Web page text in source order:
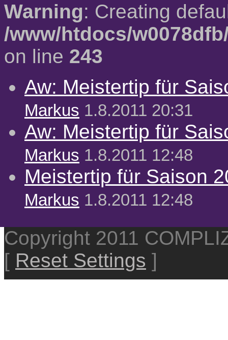
Warning: Creating
/www/htdocs/
on line 243
Aw: Meistertip für
Markus 1.8.2011 20:31
Aw: Meistertip für
Markus 1.8.2011 12:48
Meistertip für Saison
Markus 1.8.2011 12:48
Copyright 2011
[ Reset Settings ]